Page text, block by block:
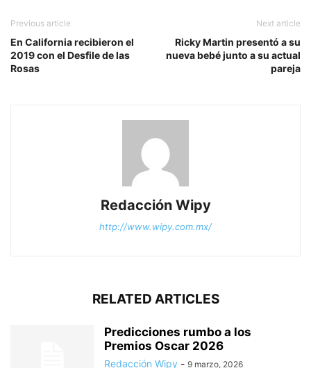
Previous article
En California recibieron el
2019 con el Desfile de las
Rosas
Next article
Ricky Martin presentó a su
nueva bebé junto a su actual
pareja
Redacción Wipy
http://www.wipy.com.mx/
RELATED ARTICLES
Predicciones rumbo a los
Premios Oscar 2026
Redacción Wipy - 9 marzo, 2026